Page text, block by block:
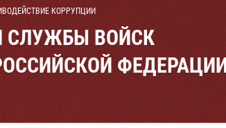
КОРРУПЦИИ
СЛУЖБЫ ВОЙСК